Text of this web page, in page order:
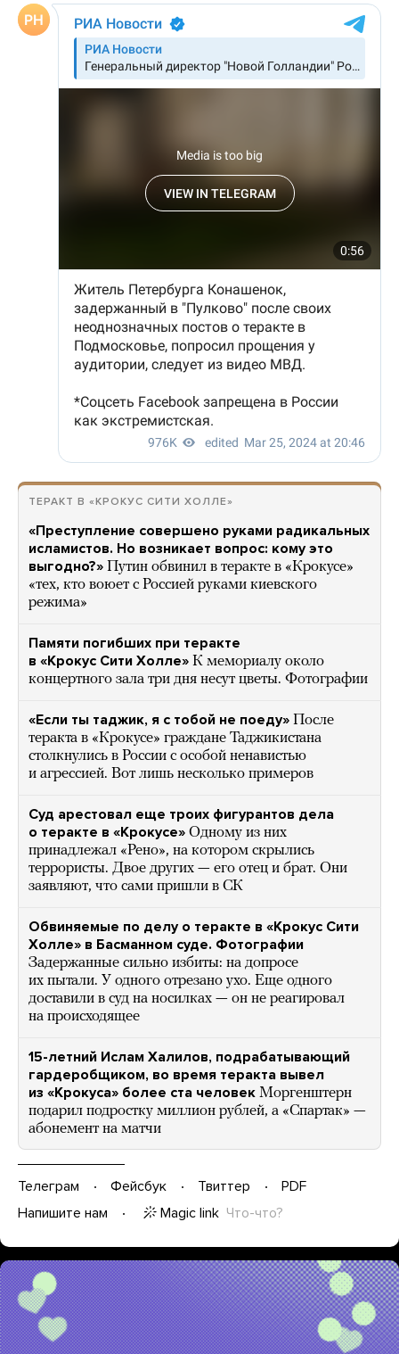
ТЕРАКТ В «КРОКУС СИТИ ХОЛЛЕ»
«Преступление совершено руками радикальных
исламистов. Но возникает вопрос: кому это
выгодно?» Путин обвинил в теракте в «Крокусе»
«тех, кто воюет с Россией руками киевского
режима»
Памяти погибших при теракте
в «Крокус Сити Холле» К мемориалу около
концертного зала три дня несут цветы. Фотографии
«Если ты таджик, я с тобой не поеду» После
теракта в «Крокусе» граждане Таджикистана
столкнулись в России с особой ненавистью
и агрессией. Вот лишь несколько примеров
Суд арестовал еще троих фигурантов дела
о теракте в «Крокусе» Одному из них
принадлежал «Рено», на котором скрылись
террористы. Двое других — его отец и брат. Они
заявляют, что сами пришли в СК
Обвиняемые по делу о теракте в «Крокус Сити
Холле» в Басманном суде. Фотографии
Задержанные сильно избиты: на допросе
их пытали. У одного отрезано ухо. Еще одного
доставили в суд на носилках — он не реагировал
на происходящее
15-летний Ислам Халилов, подрабатывающий
гардеробщиком, во время теракта вывел
из «Крокуса» более ста человек Моргенштерн
подарил подростку миллион рублей, а «Спартак» —
абонемент на матчи
Телеграм Фейсбук Твиттер
PDF
Напишите нам
Magic link Что-что?